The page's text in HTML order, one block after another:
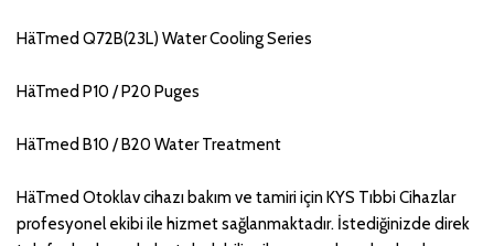
HäTmed Q72B(23L) Water Cooling Series
HäTmed P10 / P20 Puges
HäTmed B10 / B20 Water Treatment
HäTmed Otoklav cihazı bakım ve tamiri için KYS Tıbbi Cihazlar
profesyonel ekibi ile hizmet sağlanmaktadır. İstediğinizde direk